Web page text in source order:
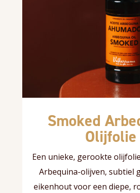
Smoked
Olijfolie
Een unieke, gerookte
Arbequina-olijven, subtiel
eikenhout voor een diepe,